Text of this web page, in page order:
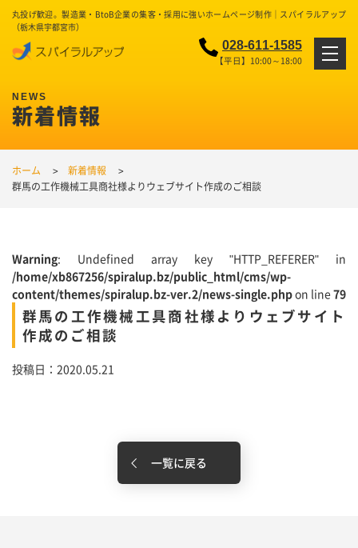
丸投げ歓迎。製造業・BtoB企業の集客・採用に強いホームページ制作｜スパイラルアップ
（栃木県宇都宮市）
028-611-1585
【平日】10:00～18:00
新着情報
ホーム
新着情報
群馬の工作機械工具商社様よりウェブサイト作成のご相談
Warning: Undefined array key "HTTP_REFERER" in
/home/xb867256/spiralup.bz/public_html/cms/wp-
content/themes/spiralup.bz-ver.2/news-single.phpon line79
群馬の工作機械工具商社様よりウェブサイト
作成のご相談
投稿日：2020.05.21
一覧に戻る